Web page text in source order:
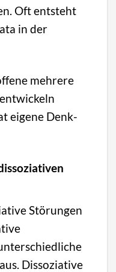
Oft entsteht
in der
mehrere
eigene Denk-
Störungen
Dissoziative